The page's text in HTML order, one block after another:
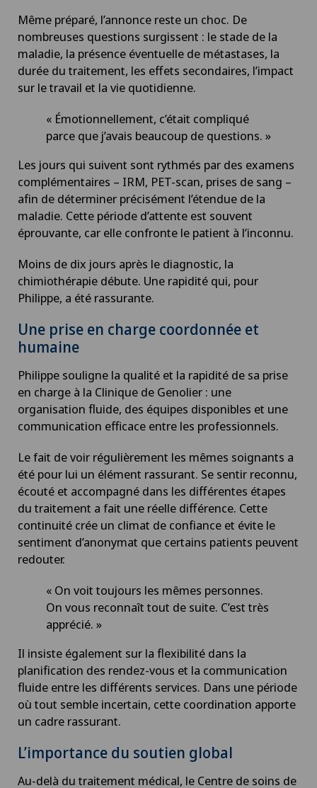
Même préparé, l’annonce reste un choc. De
nombreuses questions surgissent : le stade de la
maladie, la présence éventuelle de métastases, la
durée du traitement, les effets secondaires, l’impact
sur le travail et la vie quotidienne.
« Émotionnellement, c’était compliqué
parce que j’avais beaucoup de questions. »
Les jours qui suivent sont rythmés par des examens
complémentaires – IRM, PET-scan, prises de sang –
afin de déterminer précisément l’étendue de la
maladie. Cette période d’attente est souvent
éprouvante, car elle confronte le patient à l’inconnu.
Moins de dix jours après le diagnostic, la
chimiothérapie débute. Une rapidité qui, pour
Philippe, a été rassurante.
Une prise en charge coordonnée et
humaine
Philippe souligne la qualité et la rapidité de sa prise
en charge à la Clinique de Genolier : une
organisation fluide, des équipes disponibles et une
communication efficace entre les professionnels.
Le fait de voir régulièrement les mêmes soignants a
été pour lui un élément rassurant. Se sentir reconnu,
écouté et accompagné dans les différentes étapes
du traitement a fait une réelle différence. Cette
continuité crée un climat de confiance et évite le
sentiment d’anonymat que certains patients peuvent
redouter.
« On voit toujours les mêmes personnes.
On vous reconnaît tout de suite. C’est très
apprécié. »
Il insiste également sur la flexibilité dans la
planification des rendez-vous et la communication
fluide entre les différents services. Dans une période
où tout semble incertain, cette coordination apporte
un cadre rassurant.
L’importance du soutien global
Au-delà du traitement médical, le Centre de soins de